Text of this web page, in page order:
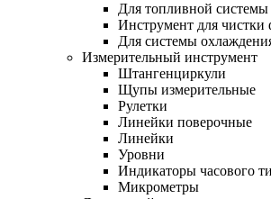
Для топливной системы
Инструмент для чистки
Для системы
Измерительный инструмент
Штангенциркули
Щупы измерительные
Рулетки
Линейки поверочные
Линейки
Уровни
Индикаторы часового
Микрометры